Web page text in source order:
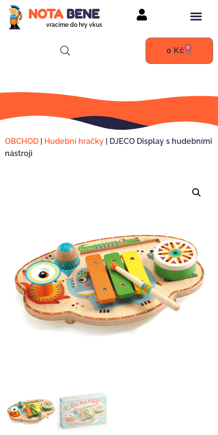
vracíme do hry vkus
0 Kč 0
OBCHOD | Hudební hračky | DJECO Display s hudebními
nástroji